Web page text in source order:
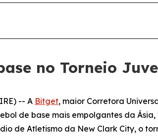
no Torneio
-- A Bitget, maior Corretora
de base mais empolgantes da
de Atletismo da New Clark City, o